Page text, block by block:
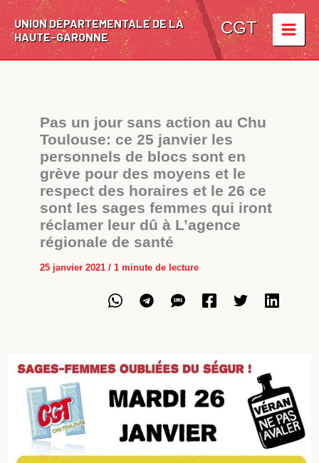
Aller
contenu
UNION DÉPARTEMENTALE DE LA
HAUTE-GARONNE
CGT
Pas un jour sans action au Chu
Toulouse: ce 25 janvier les
personnels de blocs sont en
grève pour des moyens et le
respect des horaires et le 26 ce
sont les sages femmes qui iront
réclamer leur dû à L’agence
régionale de santé
25 janvier 2021/1 minute de lecture